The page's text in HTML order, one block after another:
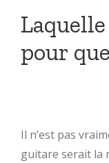
pour
Il n’est pas
guitare serait la